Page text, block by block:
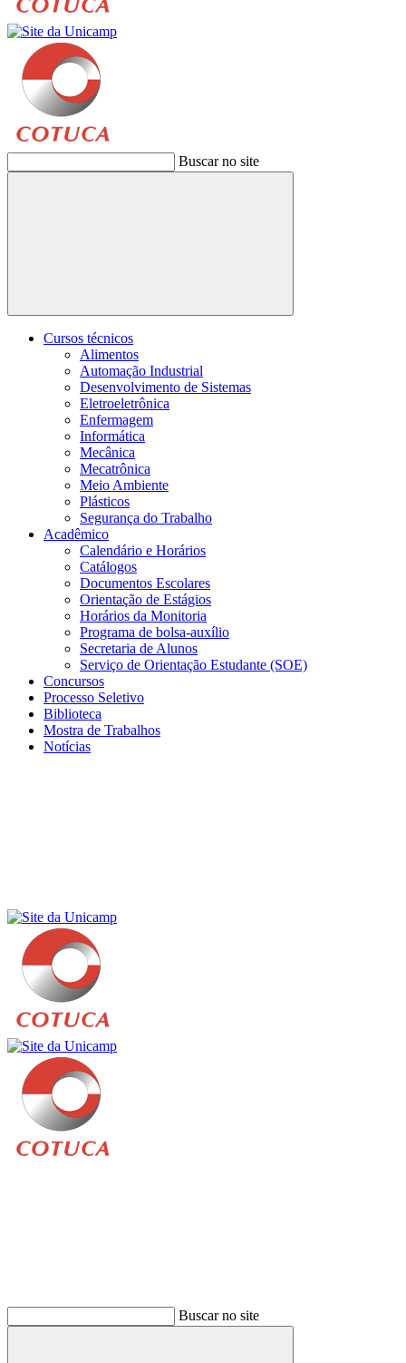
Buscar no site
Buscar
Cursos técnicos
Alimentos
Automação Industrial
Desenvolvimento de Sistemas
Eletroeletrônica
Enfermagem
Informática
Mecânica
Mecatrônica
Meio Ambiente
Plásticos
Segurança do Trabalho
Acadêmico
Calendário e Horários
Catálogos
Documentos Escolares
Orientação de Estágios
Horários da Monitoria
Programa de bolsa-auxílio
Secretaria de Alunos
Serviço de Orientação Estudante (SOE)
Concursos
Processo Seletivo
Biblioteca
Mostra de Trabalhos
Notícias
Buscar no site